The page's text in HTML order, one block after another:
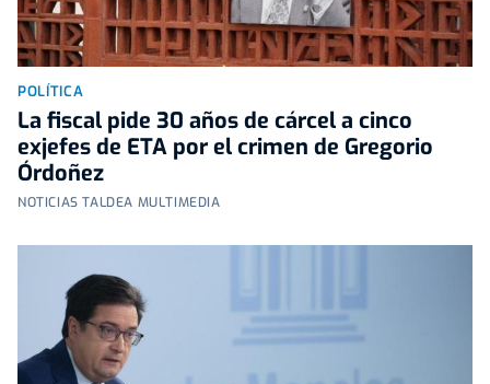
POLÍTICA
La fiscal pide 30 años de cárcel a cinco
exjefes de ETA por el crimen de Gregorio
Órdoñez
NOTICIAS TALDEA MULTIMEDIA